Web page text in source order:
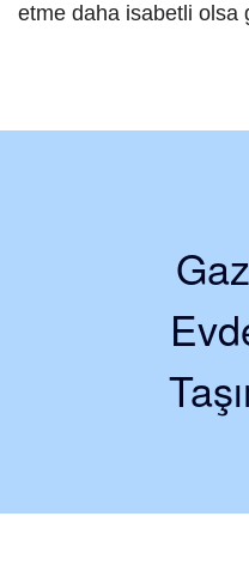
etme daha isabetli olsa